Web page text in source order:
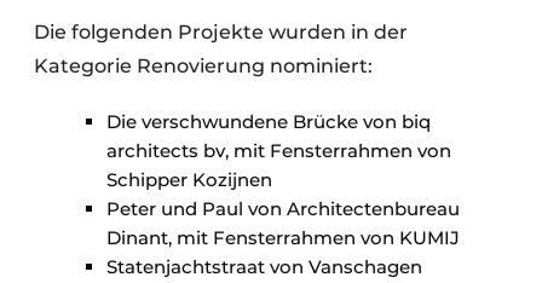
Die folgenden Projekte wurden in der
Kategorie Renovierung nominiert:
Die verschwundene Brücke von biq
architects bv, mit Fensterrahmen von
Schipper Kozijnen
Peter und Paul von Architectenbureau
Dinant, mit Fensterrahmen von KUMIJ
Statenjachtstraat von Vanschagen